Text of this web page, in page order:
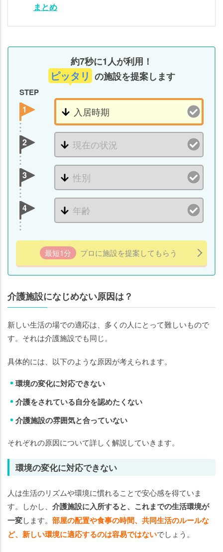
まとめ
約7秒に1人が利用！
ピッタリ の施設を提案します
STEP
1
2
3
4
最短1分 プロに施設を提案してもらう
介護施設になじめない原因は？
新しい生活の場での適応は、多くの人にとって難しいもので
す。それは介護施設でも同じ。
具体的には、以下のような原因が考えられます。
環境の変化に対応できない
介護をされている自分を認めたくない
介護施設の雰囲気と合っていない
それぞれの原因について詳しく解説していきます。
環境の変化に対応できない
人は生活のリズムや環境に慣れることで安心感を得ていま
す。しかし、 介護施設に入所すると、これまでの生活環境が
一変します。 部屋の配置や食事の時間、共同生活のルールな
ど、新しい環境に適応するのは容易ではないでしょう。